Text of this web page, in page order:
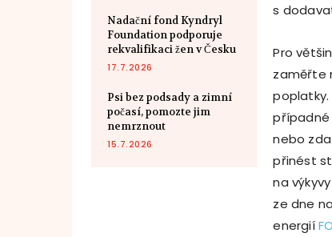
Nadační fond Kyndryl
Foundation podporuje
rekvalifikaci žen v Česku
17.7.2026
Psi bez podsady a zimní
počasí, pomozte jim
nemrznout
15.7.2026
s
Pro
zaměřte
případné
nebo
přinést
na
ze dne
energií